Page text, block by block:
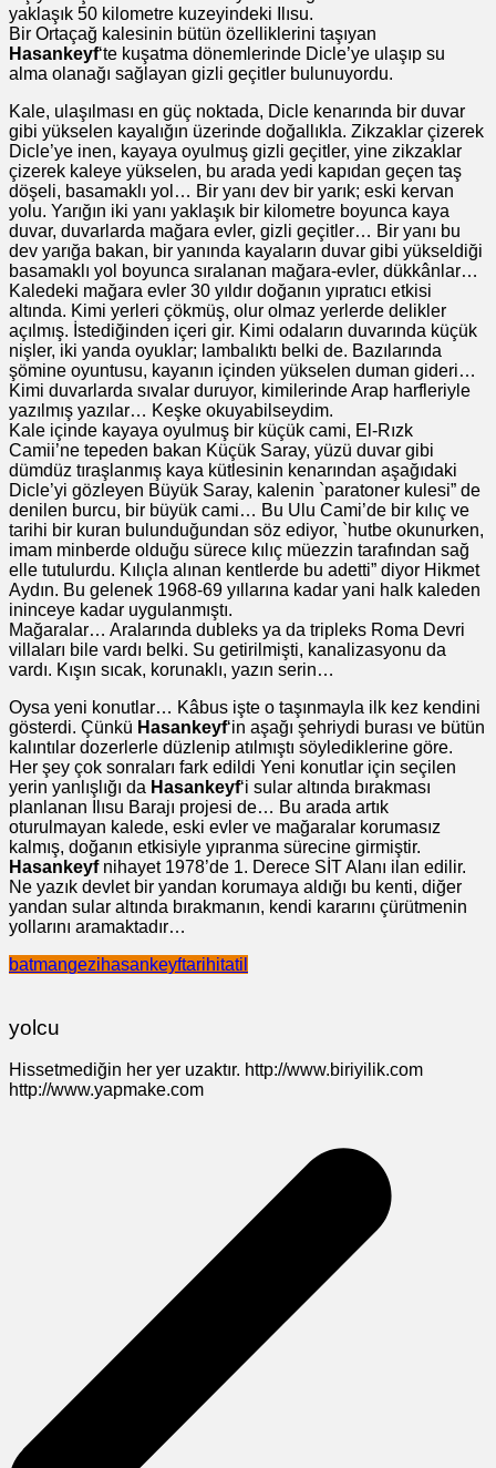
yaklaşık 50 kilometre kuzeyindeki Ilısu.
Bir Ortaçağ kalesinin bütün özelliklerini taşıyan
Hasankeyf‘te kuşatma dönemlerinde Dicle’ye ulaşıp su
alma olanağı sağlayan gizli geçitler bulunuyordu.
Kale, ulaşılması en güç noktada, Dicle kenarında bir duvar
gibi yükselen kayalığın üzerinde doğallıkla. Zikzaklar çizerek
Dicle’ye inen, kayaya oyulmuş gizli geçitler, yine zikzaklar
çizerek kaleye yükselen, bu arada yedi kapıdan geçen taş
döşeli, basamaklı yol… Bir yanı dev bir yarık; eski kervan
yolu. Yarığın iki yanı yaklaşık bir kilometre boyunca kaya
duvar, duvarlarda mağara evler, gizli geçitler… Bir yanı bu
dev yarığa bakan, bir yanında kayaların duvar gibi yükseldiği
basamaklı yol boyunca sıralanan mağara-evler, dükkânlar…
Kaledeki mağara evler 30 yıldır doğanın yıpratıcı etkisi
altında. Kimi yerleri çökmüş, olur olmaz yerlerde delikler
açılmış. İstediğinden içeri gir. Kimi odaların duvarında küçük
nişler, iki yanda oyuklar; lambalıktı belki de. Bazılarında
şömine oyuntusu, kayanın içinden yükselen duman gideri…
Kimi duvarlarda sıvalar duruyor, kimilerinde Arap harfleriyle
yazılmış yazılar… Keşke okuyabilseydim.
Kale içinde kayaya oyulmuş bir küçük cami, El-Rızk
Camii’ne tepeden bakan Küçük Saray, yüzü duvar gibi
dümdüz tıraşlanmış kaya kütlesinin kenarından aşağıdaki
Dicle’yi gözleyen Büyük Saray, kalenin `paratoner kulesi” de
denilen burcu, bir büyük cami… Bu Ulu Cami’de bir kılıç ve
tarihi bir kuran bulunduğundan söz ediyor, `hutbe okunurken,
imam minberde olduğu sürece kılıç müezzin tarafından sağ
elle tutulurdu. Kılıçla alınan kentlerde bu adetti” diyor Hikmet
Aydın. Bu gelenek 1968-69 yıllarına kadar yani halk kaleden
ininceye kadar uygulanmıştı.
Mağaralar… Aralarında dubleks ya da tripleks Roma Devri
villaları bile vardı belki. Su getirilmişti, kanalizasyonu da
vardı. Kışın sıcak, korunaklı, yazın serin…
Oysa yeni konutlar… Kâbus işte o taşınmayla ilk kez kendini
gösterdi. Çünkü Hasankeyf‘in aşağı şehriydi burası ve bütün
kalıntılar dozerlerle düzlenip atılmıştı söylediklerine göre.
Her şey çok sonraları fark edildi Yeni konutlar için seçilen
yerin yanlışlığı da Hasankeyf‘i sular altında bırakması
planlanan Ilısu Barajı projesi de… Bu arada artık
oturulmayan kalede, eski evler ve mağaralar korumasız
kalmış, doğanın etkisiyle yıpranma sürecine girmiştir.
Hasankeyfnihayet 1978’de 1. Derece SİT Alanı ilan edilir.
Ne yazık devlet bir yandan korumaya aldığı bu kenti, diğer
yandan sular altında bırakmanın, kendi kararını çürütmenin
yollarını aramaktadır…
batmangezihasankeyftarihitatil
yolcu
Hissetmediğin her yer uzaktır. http://www.biriyilik.com
http://www.yapmake.com